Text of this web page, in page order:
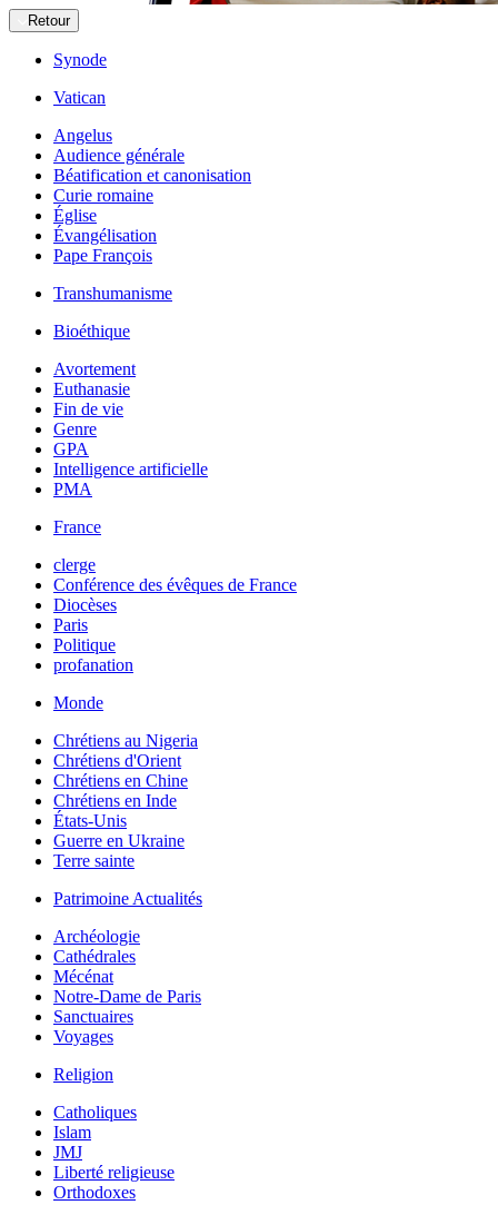
Retour
Synode
Vatican
Angelus
Audience générale
Béatification et canonisation
Curie romaine
Église
Évangélisation
Pape François
Transhumanisme
Bioéthique
Avortement
Euthanasie
Fin de vie
Genre
GPA
Intelligence artificielle
PMA
France
clerge
Conférence des évêques de France
Diocèses
Paris
Politique
profanation
Monde
Chrétiens au Nigeria
Chrétiens d'Orient
Chrétiens en Chine
Chrétiens en Inde
États-Unis
Guerre en Ukraine
Terre sainte
Patrimoine Actualités
Archéologie
Cathédrales
Mécénat
Notre-Dame de Paris
Sanctuaires
Voyages
Religion
Catholiques
Islam
JMJ
Liberté religieuse
Orthodoxes